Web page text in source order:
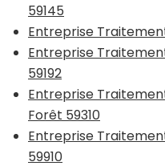
59145
Entreprise
Entreprise
59192
Entreprise
Forêt 59310
Entreprise
59910